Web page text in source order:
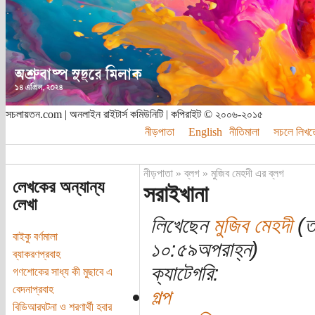
সচলায়তন.com | অনলাইন রাইটার্স কমিউনিটি | কপিরাইট © ২০০৬-২০১৫
নীড়পাতা
English নীতিমালা সচলে
লেখকের অন্যান্য
লেখা
বাইকু বর্ণমালা
ব্যাকরণপ্রবাহ
গণশোকের সাধ্য কী মুছাবে এ
বেদনাপ্রবাহ
বিডিআরঘটনা ও শরণার্থী হবার
নীড়পাতা»ব্লগ» মুজিব মেহদী এর ব্লগ
সরাইখানা
লিখেছেনমুজিব মেহদী
১০:৫৯অপরাহ্ন)
ক্যাটেগরি:
গল্প